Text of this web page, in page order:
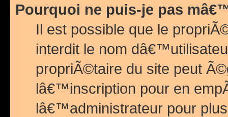
Pourquoi ne puis-je pas
Il est possible que le
interdit le nom
propriÃ©taire du site peut
lâ€™inscription pour en
lâ€™administrateur pour